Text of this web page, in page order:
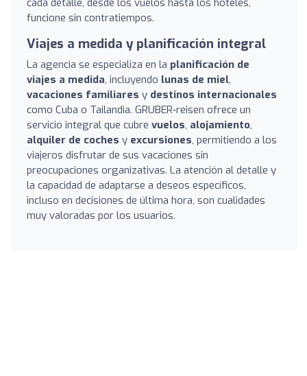
funcione sin contratiempos.
Viajes a medida y planificación integral
La agencia se especializa en la planificación de
viajes a medida, incluyendo lunas de miel,
vacaciones familiares y destinos internacionales
como Cuba o Tailandia. GRUBER-reisen ofrece un
servicio integral que cubre vuelos, alojamiento,
alquiler de coches y excursiones, permitiendo a los
viajeros disfrutar de sus vacaciones sin
preocupaciones organizativas. La atención al detalle y
la capacidad de adaptarse a deseos específicos,
incluso en decisiones de última hora, son cualidades
muy valoradas por los usuarios.